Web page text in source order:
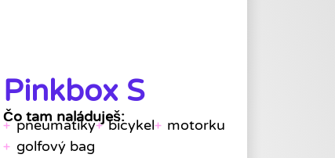
Pinkbox S
Čo tam naláduješ:
pneumatiky bicykel
motorku
golfový bag